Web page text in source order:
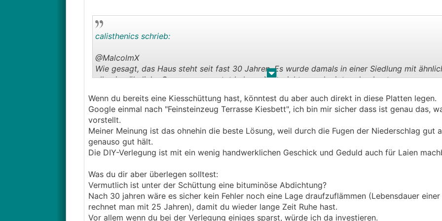
. .
calisthenics schrieb:
@­MalcolmX
Wie gesagt, das Haus steht seit fast 30 Jahren. Es wurde damals in einer Siedlung mit
alle eine ähnliche Garage vorgesetzt haben eingereicht, genehmigt und gebaut.
Andere haben bereits eine FließenTerrasse, wieder andere haben einfach Erde mit Rasen. Ich
statisch keine Probleme gibt, falls du auf das hinaus willst.
Was ich mit diesem Post erfahren wollte ist allerdings, ob Leute hier Erfahrung haben mit
Terrassenaubauten auf Betonflächen. Welcher Untergrund/Schichten für mein Vorhaben mit
Meinung nach das langlebigste/geeignetste wäre.
Danke
Wenn du bereits eine Kiesschüttung hast, könntest du aber auch direkt in diese Platten legen.
Google einmal nach "Feinsteinzeug Terrasse Kiesbett", ich bin mir sicher dass ist genau das,
vorstellt.
Meiner Meinung ist das ohnehin die beste Lösung, weil durch die Fugen der Niederschlag gut
genauso gut hält.
Die DIY-Verlegung ist mit ein wenig handwerklichen Geschick und Geduld auch für Laien
Was du dir aber überlegen solltest:
Vermutlich ist unter der Schüttung eine bituminöse Abdichtung?
Nach 30 jahren wäre es sicher kein Fehler noch eine Lage draufzuflämmen (Lebensdauer
rechnet man mit 25 Jahren), damit du wieder lange Zeit Ruhe hast.
Vor allem wenn du bei der Verlegung einiges sparst, würde ich da investieren.